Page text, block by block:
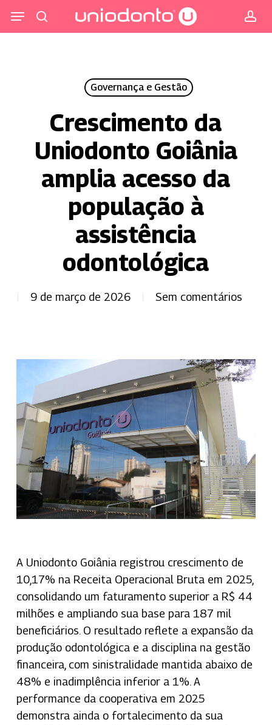
para
Menu
Governança e Gestão
Crescimento da
Uniodonto Goiânia
amplia acesso da
população à
assistência
odontológica
9 de março de 2026 Sem comentários
A Uniodonto Goiânia registrou crescimento de
10,17% na Receita Operacional Bruta em 2025,
consolidando um faturamento superior a R$ 44
milhões e ampliando sua base para 187 mil
beneficiários. O resultado reflete a expansão da
produção odontológica e a disciplina na gestão
financeira, com sinistralidade mantida abaixo de
48% e inadimplência inferior a 1%. A
performance da cooperativa em 2025
demonstra ainda o fortalecimento da sua